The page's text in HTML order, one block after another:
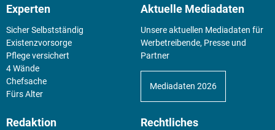
Experten
Sicher Selbstständig
Existenz­vorsorge
Pflege versichert
4 Wände
Chefsache
Fürs Alter
Aktuelle Mediadaten
Unsere aktuellen Mediadaten für
Werbetreibende, Presse und
Partner
Mediadaten 2026
Redaktion Rechtliches